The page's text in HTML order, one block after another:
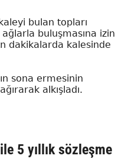
bulan topları
buluşmasına izin
dakikalarda kalesinde
sona ermesinin
alkışladı.
5 yıllık sözleşme